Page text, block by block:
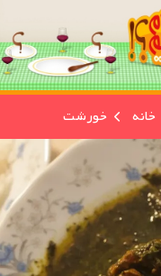
خانه خورشت